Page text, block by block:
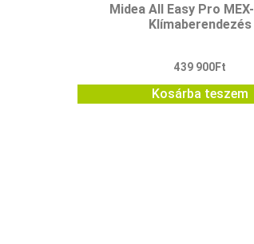
Midea All Easy Pro
Klímaberendezés
439 900Ft
Kosárba teszem